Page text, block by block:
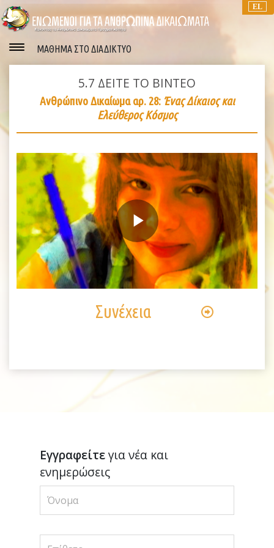
EL
ΜΑΘΗΜΑ ΣΤΟ ΔΙΑΔΙΚΤΥΟ
5.7 ΔΕΙΤΕ ΤΟ ΒΙΝΤΕΟ
Ανθρώπινο Δικαίωμα αρ. 28: Ένας Δίκαιος και
Ελεύθερος Κόσμος
Play
Video
Συνέχεια
Εγγραφείτεγια νέα και
ενημερώσεις